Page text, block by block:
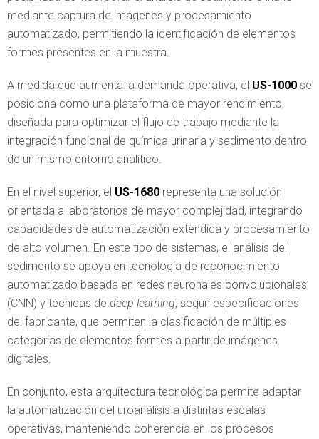
mediante captura de imágenes y procesamiento
automatizado, permitiendo la identificación de elementos
formes presentes en la muestra.
A medida que aumenta la demanda operativa, el US-1000 se
posiciona como una plataforma de mayor rendimiento,
diseñada para optimizar el flujo de trabajo mediante la
integración funcional de química urinaria y sedimento dentro
de un mismo entorno analítico.
En el nivel superior, el US-1680 representa una solución
orientada a laboratorios de mayor complejidad, integrando
capacidades de automatización extendida y procesamiento
de alto volumen. En este tipo de sistemas, el análisis del
sedimento se apoya en tecnología de reconocimiento
automatizado basada en redes neuronales convolucionales
(CNN) y técnicas de deep learning, según especificaciones
del fabricante, que permiten la clasificación de múltiples
categorías de elementos formes a partir de imágenes
digitales.
En conjunto, esta arquitectura tecnológica permite adaptar
la automatización del uroanálisis a distintas escalas
operativas, manteniendo coherencia en los procesos